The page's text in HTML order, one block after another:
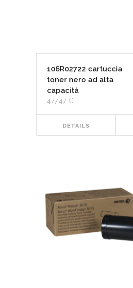
106R02722 cartuccia
toner nero ad alta
capacità
477,47 €
DETAILS